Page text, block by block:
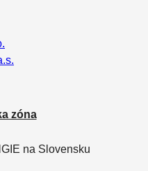
zóna
na Slovensku